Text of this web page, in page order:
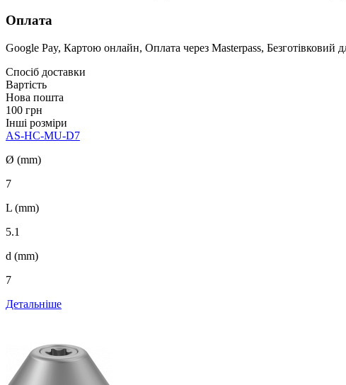
Оплата
Google Pay, Картою онлайн, Оплата через Masterpass, Безготівковий
Спосіб доставки
Вартість
Нова пошта
100 грн
Інші розміри
AS-HC-MU-D7
Ø (mm)
7
L (mm)
5.1
d (mm)
7
Детальніше